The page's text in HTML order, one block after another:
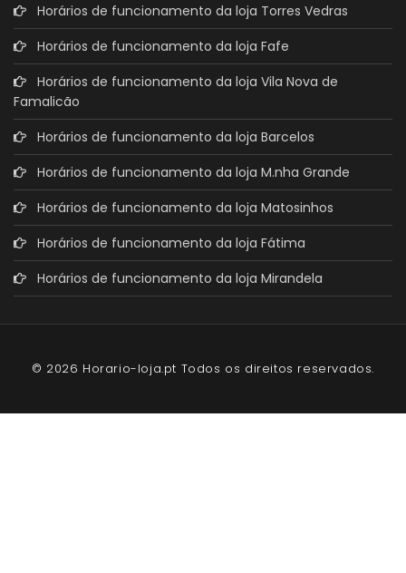
Horários de funcionamento da loja Torres Vedras
Horários de funcionamento da loja Fafe
Horários de funcionamento da loja Vila Nova de
Famalicão
Horários de funcionamento da loja Barcelos
Horários de funcionamento da loja M.nha Grande
Horários de funcionamento da loja Matosinhos
Horários de funcionamento da loja Fátima
Horários de funcionamento da loja Mirandela
© 2026 Horario-loja.pt Todos os direitos reservados.